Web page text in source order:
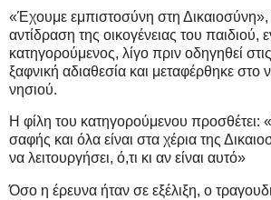
«Έχουμε εμπιστοσύνη στη
αντίδραση της οικογένειας του παιδιού,
κατηγορούμενος, λίγο πριν οδηγηθεί
ξαφνική αδιαθεσία και μεταφέρθηκε στο
νησιού.
Η φίλη του κατηγορούμενου προσθέτει:
σαφής και όλα είναι στα χέρια της
να λειτουργήσει, ό,τι κι αν είναι αυτό»
Όσο η έρευνα ήταν σε εξέλιξη, ο